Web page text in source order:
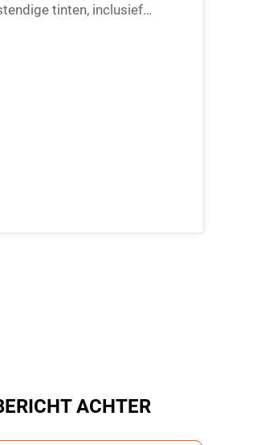
tinten, inclusief
ACHTER